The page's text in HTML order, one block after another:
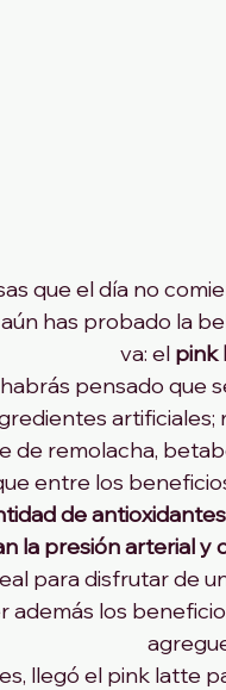
que el día no
has probado la
va: el pink
pensado que
de remolacha,
entre los
de
la presión arterial y
para disfrutar de
además los
que, ya sabes, llegó el